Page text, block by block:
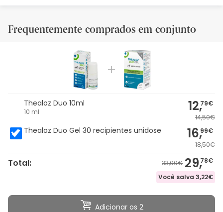
Frequentemente comprados em conjunto
Thealoz Duo 10ml
10 ml 12,79€
14,50€
Thealoz Duo Gel 30 recipientes unidose 16,99€
18,50€
Total: 33,00€ 29,78€
Você salva 3,22€
Adicionar os 2